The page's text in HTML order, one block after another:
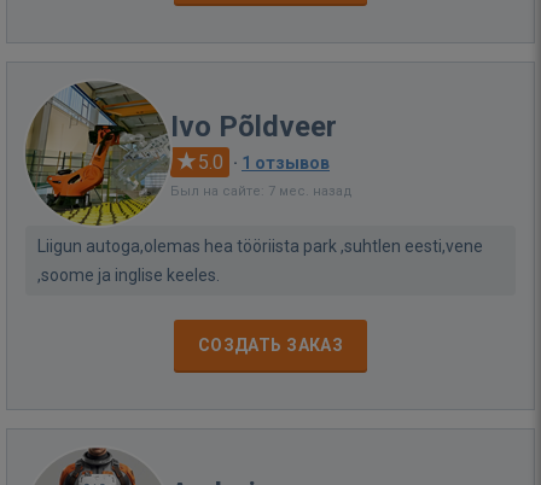
Ivo Põldveer
5.0 · 1 отзывов
Был на сайте: 7 мес. назад
Liigun autoga,olemas hea tööriista park ,suhtlen eesti,vene
,soome ja inglise keeles.
СОЗДАТЬ ЗАКАЗ